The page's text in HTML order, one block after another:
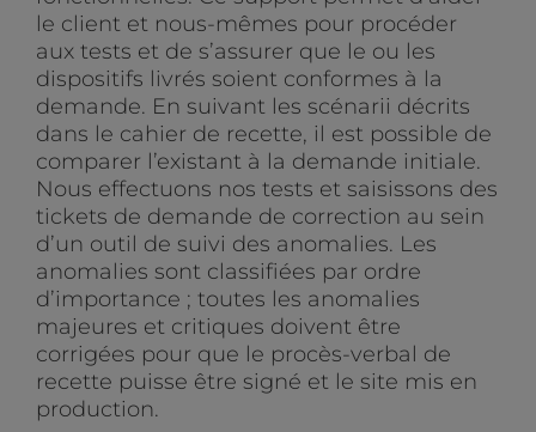
le client et nous-mêmes pour procéder
aux tests et de s’assurer que le ou les
dispositifs livrés soient conformes à la
demande. En suivant les scénarii décrits
dans le cahier de recette, il est possible de
comparer l’existant à la demande initiale.
Nous effectuons nos tests et saisissons des
tickets de demande de correction au sein
d’un outil de suivi des anomalies. Les
anomalies sont classifiées par ordre
d’importance ; toutes les anomalies
majeures et critiques doivent être
corrigées pour que le procès-verbal de
recette puisse être signé et le site mis en
production.